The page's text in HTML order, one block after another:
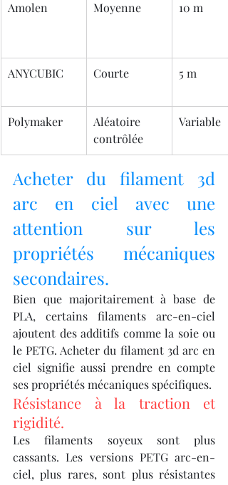
Amolen Moyenne 10 m
ANYCUBIC Courte 5 m
Polymaker
Aléatoire
contrôlée
Variable
Acheter du filament 3d
arc en ciel avec une
attention sur les
propriétés mécaniques
secondaires.
Bien que majoritairement à base de
PLA, certains filaments arc-en-ciel
ajoutent des additifs comme la soie ou
le PETG. Acheter du filament 3d arc en
ciel signifie aussi prendre en compte
ses propriétés mécaniques spécifiques.
Résistance à la traction et
rigidité.
Les filaments soyeux sont plus
cassants. Les versions PETG arc-en-
ciel, plus rares, sont plus résistantes